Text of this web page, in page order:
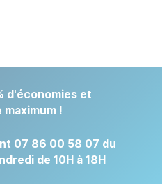
d'économies et
maximum !
07 86 00 58 07 du
de 10H à 18H